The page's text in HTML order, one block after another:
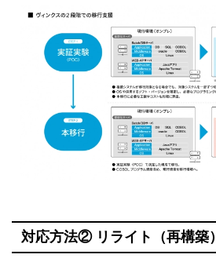
対応方法② リライト（再構築）